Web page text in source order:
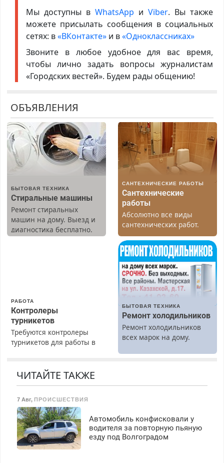
Мы доступны в WhatsApp иViber. Вы также
можете присылать сообщения в социальных
сетях: в«ВКонтакте»и в«Одноклассниках»
Звоните в любое удобное для вас время,
чтобы лично задать вопросы журналистам
«Городских вестей». Будем рады общению!
ОБЪЯВЛЕНИЯ
БЫТОВАЯ ТЕХНИКА
Стиральные машины
Ремонт стиральных
машин на дому. Выезд и
диагностика бесплатно.
Предусмотрены скидки.
САНТЕХНИЧЕСКИЕ РАБОТЫ
Сантехнические
работы
Абсолютно все виды
сантехнических работ.
Быстро. Качественно.
Недорого.
РАБОТА
Контролеры
турникетов
Требуются контролеры
турникетов для работы в
Прием по ТК РФ. График
З/п – до 96000 рублей до
вычета налогов.
Ежемесячно
выплачивается денежная
премия. Возможно
бесплатное обучение,
БЫТОВАЯ ТЕХНИКА
Ремонт холодильников
Ремонт холодильников
всех марок на дому.
ЧИТАЙТЕ ТАКЖЕ
7 Авг, ПРОИСШЕСТВИЯ
Автомобиль конфисковали у
водителя за повторную пьяную
езду под Волгоградом